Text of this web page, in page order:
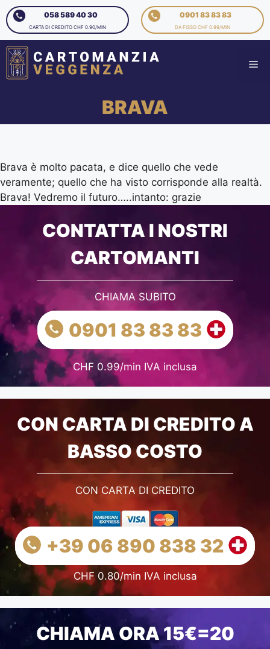
058 589 40 30
CARTA DI CREDITO CHF 0.90/MIN
0901 83 83 83
DA FISSO CHF 0.99/MIN
BRAVA
Brava è molto pacata, e dice quello che vede
veramente; quello che ha visto corrisponde alla realtà.
Brava! Vedremo il futuro…..intanto: grazie
CONTATTA I NOSTRI
CARTOMANTI
CHIAMA SUBITO
0901 83 83 83
CHF 0.99/min IVA inclusa
CON CARTA DI CREDITO A
BASSO COSTO
CON CARTA DI CREDITO
+39 06 890 838 32
CHF 0.80/min IVA inclusa
CHIAMA ORA 15€=20